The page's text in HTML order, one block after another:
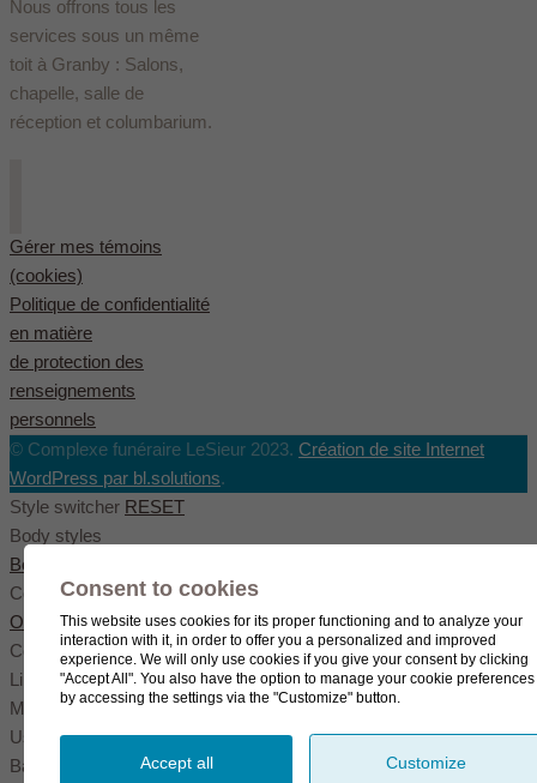
Nous offrons tous les
services sous un même
toit à Granby : Salons,
chapelle, salle de
réception et columbarium.
Gérer mes témoins
(cookies)
Politique de confidentialité
en matière
de protection des
renseignements
personnels
© Complexe funéraire LeSieur 2023. Création de site Internet
WordPress par bl.solutions.
Style switcher RESET
Body styles
Boxed
Color scheme
Original Blue Green
Color settings
Link color
Menu color
User color
Background pattern
Consent to cookies
This website uses cookies for its proper functioning and to analyze your
interaction with it, in order to offer you a personalized and improved
experience. We will only use cookies if you give your consent by clicking
"Accept All". You also have the option to manage your cookie preferences
by accessing the settings via the "Customize" button.
Accept all Customize